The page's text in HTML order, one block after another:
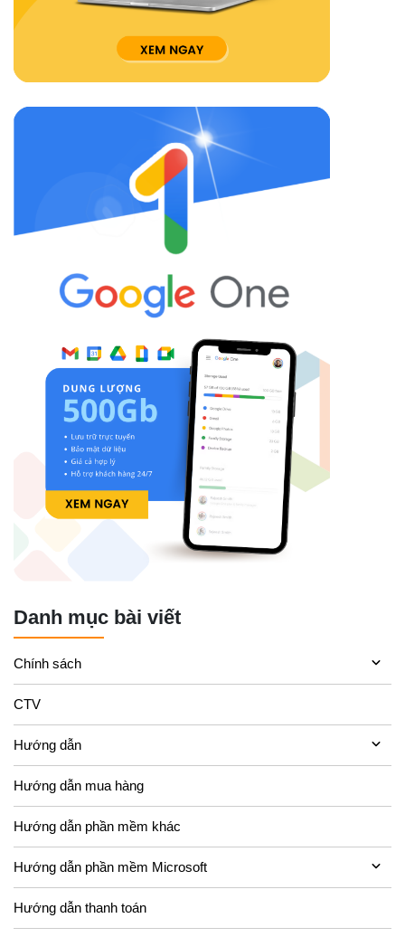
Danh mục bài viết
Chính sách
CTV
Hướng dẫn
Hướng dẫn mua hàng
Hướng dẫn phần mềm khác
Hướng dẫn phần mềm Microsoft
Hướng dẫn thanh toán